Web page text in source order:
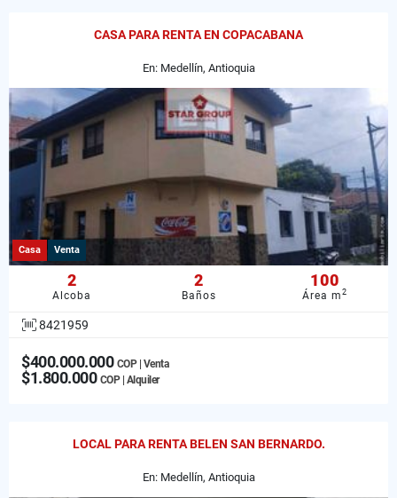
CASA PARA RENTA EN COPACABANA
En: Medellín, Antioquia
Casa Venta
2
Alcoba
2
Baños
100
Área m2
8421959
$400.000.000 COP | Venta
$1.800.000 COP | Alquiler
LOCAL PARA RENTA BELEN SAN BERNARDO.
En: Medellín, Antioquia